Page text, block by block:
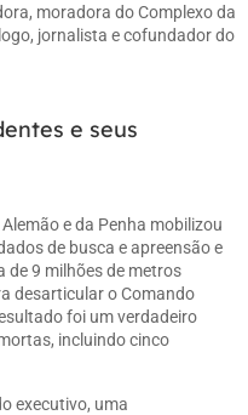
moradora do Complexo da
jornalista e cofundador do
e seus
e da Penha mobilizou
de busca e apreensão e
de 9 milhões de metros
desarticular o Comando
foi um verdadeiro
incluindo cinco
executivo, uma